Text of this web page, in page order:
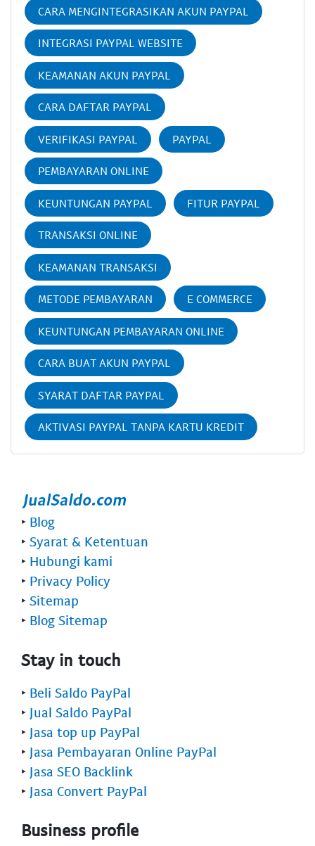
CARA MENGINTEGRASIKAN AKUN PAYPAL
INTEGRASI PAYPAL WEBSITE
KEAMANAN AKUN PAYPAL
CARA DAFTAR PAYPAL
VERIFIKASI PAYPAL PAYPAL
PEMBAYARAN ONLINE
KEUNTUNGAN PAYPAL FITUR PAYPAL
TRANSAKSI ONLINE
KEAMANAN TRANSAKSI
METODE PEMBAYARAN E COMMERCE
KEUNTUNGAN PEMBAYARAN ONLINE
CARA BUAT AKUN PAYPAL
SYARAT DAFTAR PAYPAL
AKTIVASI PAYPAL TANPA KARTU KREDIT
‣ Blog
‣ Syarat & Ketentuan
‣ Hubungi kami
‣ Privacy Policy
‣ Sitemap
‣ Blog Sitemap
Stay in touch
‣ Beli Saldo PayPal
‣ Jual Saldo PayPal
‣ Jasa top up PayPal
‣ Jasa Pembayaran Online PayPal
‣ Jasa SEO Backlink
‣ Jasa Convert PayPal
Business profile